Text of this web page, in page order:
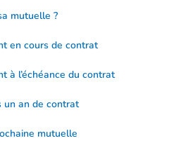
mutuelle ?
en cours de contrat
à l’échéance du contrat
un an de contrat
mutuelle